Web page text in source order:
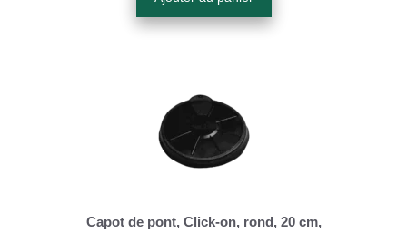
Capot de pont, Click-on, rond, 20 cm,